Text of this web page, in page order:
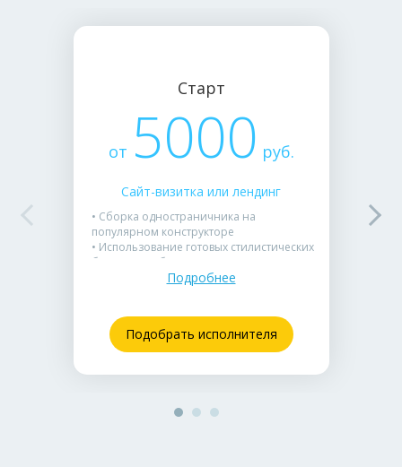
Старт
от 5000 руб.
Сайт-визитка или лендинг
• Сборка одностраничника на
популярном конструкторе
• Использование готовых стилистических
блоков и шаблонов
• Идеально подходит для проверки спроса
Подробнее
Подобрать исполнителя